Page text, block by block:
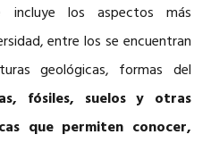
los aspectos más
entre los se encuentran
geológicas, formas del
fósiles, suelos y otras
que permiten conocer,